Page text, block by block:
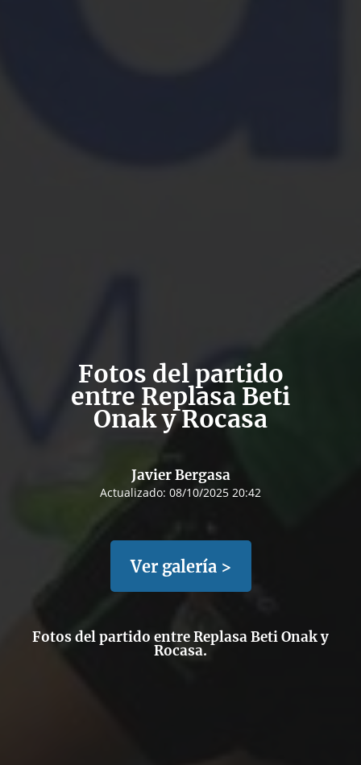
Fotos del partido
entre Replasa Beti
Onak y Rocasa
Javier Bergasa
Actualizado: 08/10/2025 20:42
Ver galería >
Fotos del partido entre Replasa Beti Onak y
Rocasa.